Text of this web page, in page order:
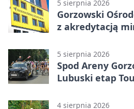
5 sierpnia 2026
Gorzowski
z akredytacją
5 sierpnia 2026
Spod Areny
Lubuski etap
4 sierpnia 2026